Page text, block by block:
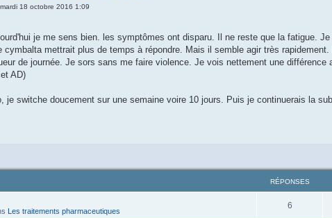
mardi 18 octobre 2016 1:09
je me sens bien. les symptômes ont disparu. Il ne reste que la fatigue.
cymbalta mettrait plus de temps à répondre. Mais il semble agir très
de journée. Je sors sans me faire violence. Je vois nettement une
AD)
je switche doucement sur une semaine voire 10 jours. Puis je continuerais la
RÉPONSES
Les traitements pharmaceutiques
6